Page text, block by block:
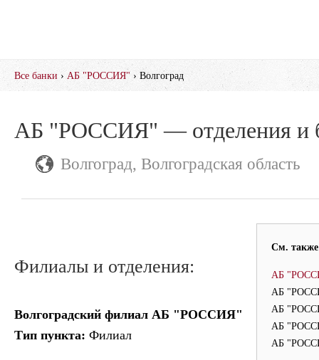
Все банки › АБ "РОССИЯ" › Волгоград
АБ "РОССИЯ" — отделения и
Волгоград, Волгоградская область
См.
АБ
АБ
АБ
АБ
АБ
Филиалы и отделения:
Волгоградский филиал АБ "РОССИЯ"
Тип пункта: Филиал